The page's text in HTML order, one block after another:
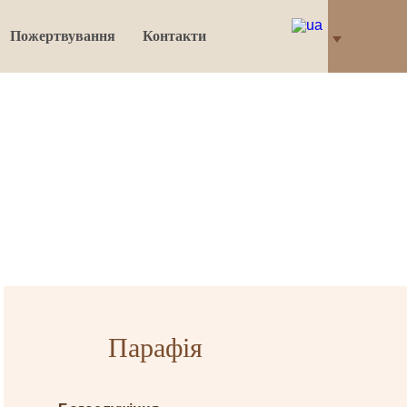
Пожертвування Контакти
Парафія